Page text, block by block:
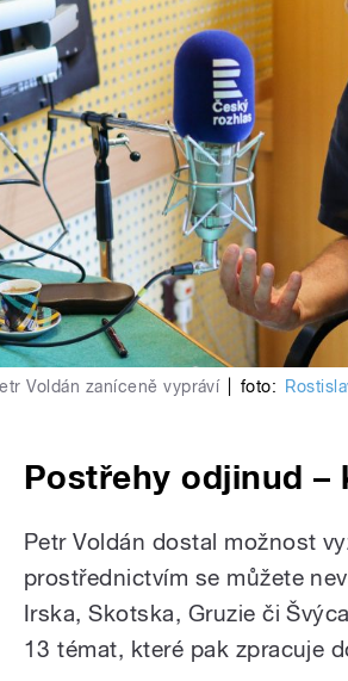
Voldán zaníceně vypráví foto:
Postřehy odjinud –
Petr Voldán dostal možnost
prostřednictvím se můžete
Irska, Skotska, Gruzie či
13 témat, které pak zpracuje